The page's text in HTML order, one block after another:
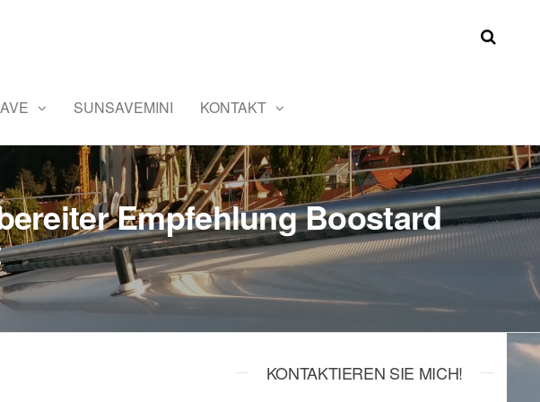
SUNSAVEMINI KONTAKT
Empfehlung Boostard
KONTAKTIEREN SIE MICH!